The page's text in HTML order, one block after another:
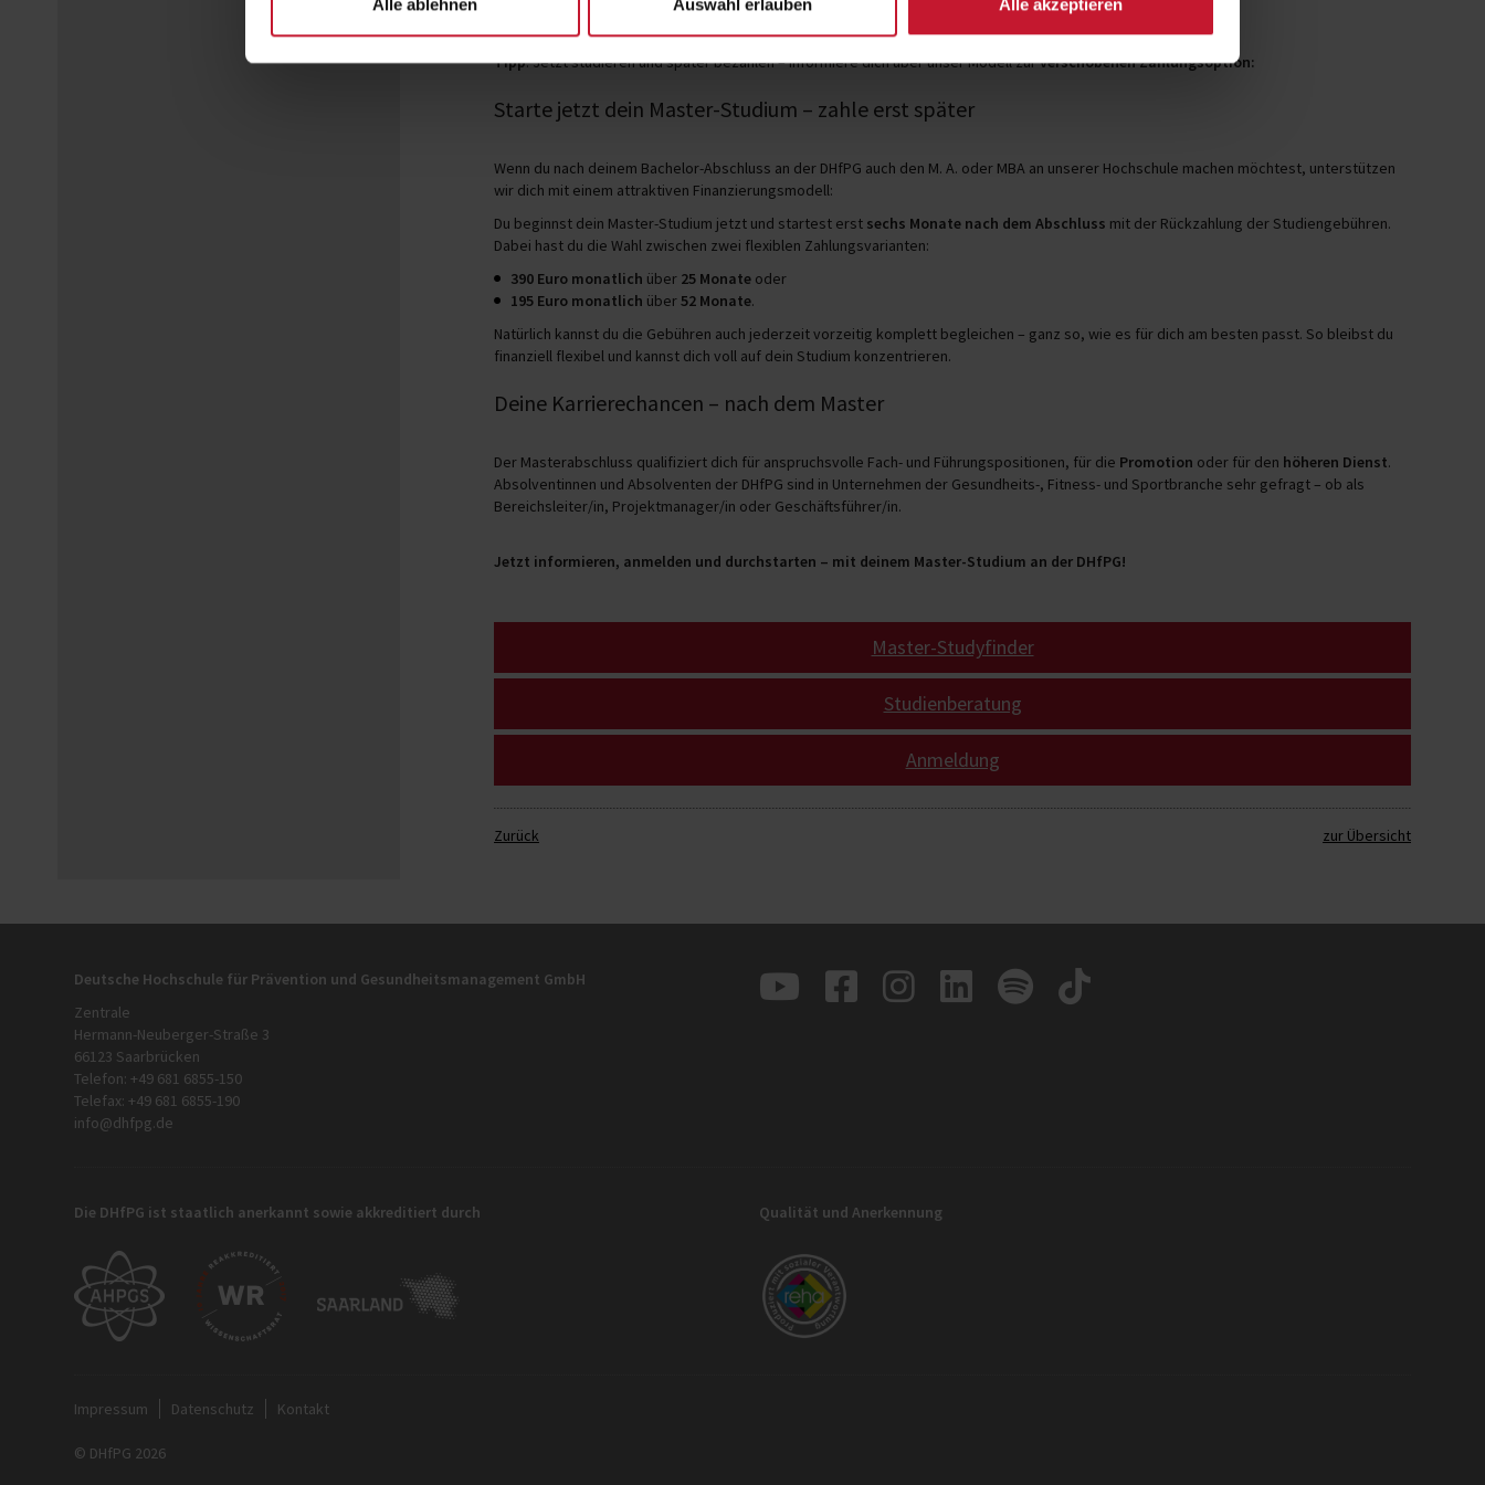
Alle ablehnen Auswahl erlauben Alle akzeptieren
Bildungskredite und Förderprogramme, z. B. BAföG oder KfW-Studienkredit
Unterstützung durch Arbeitgeber
, z. B. Übernahme von Studienkosten
Tipp: Jetzt studieren und später bezahlen – informiere dich über unser Modell zurverschobenen Zahlungsoption:
Starte jetzt dein Master-Studium – zahle erst später
Wenn du nach deinem Bachelor-Abschluss an der DHfPG auch den M. A. oder MBA an unserer Hochschule machen möchtest, unterstützen
wir dich mit einem attraktiven Finanzierungsmodell:
Du beginnst dein Master-Studium jetzt und startest erst sechs Monate nach dem Abschluss mit der Rückzahlung der Studiengebühren.
Dabei hast du die Wahl zwischen zwei flexiblen Zahlungsvarianten:
390 Euro monatlich über 25 Monate oder
195 Euro monatlich über52 Monate.
Natürlich kannst du die Gebühren auch jederzeit vorzeitig komplett begleichen – ganz so, wie es für dich am besten passt. So bleibst du
finanziell flexibel und kannst dich voll auf dein Studium konzentrieren.
Deine Karrierechancen – nach dem Master
Der Masterabschluss qualifiziert dich für anspruchsvolle Fach- und Führungspositionen, für die Promotion oder für den höheren Dienst.
Absolventinnen und Absolventen der DHfPG sind in Unternehmen der Gesundheits-, Fitness- und Sportbranche sehr gefragt – ob als
Bereichsleiter/in, Projektmanager/in oder Geschäftsführer/in.
Jetzt informieren, anmelden und durchstarten – mit deinem Master-Studium an der DHfPG!
Master-Studyfinder
Studienberatung
Anmeldung
Zurück zur Übersicht
Deutsche Hochschule für Prävention und Gesundheitsmanagement GmbH
Zentrale
Hermann-Neuberger-Straße 3
66123 Saarbrücken
Telefon: +49 681 6855-150
Telefax: +49 681 6855-190
info@dhfpg.de
Die DHfPG ist staatlich anerkannt sowie akkreditiert durch Qualität und Anerkennung
Impressum Datenschutz Kontakt
© DHfPG 2026